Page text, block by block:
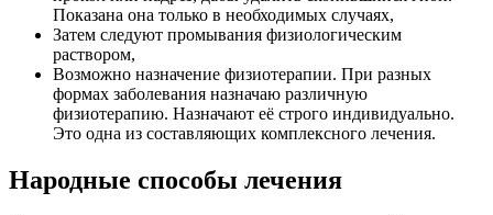
Показана она только в необходимых случаях,
Затем следуют промывания физиологическим
раствором,
Возможно назначение физиотерапии. При разных
формах заболевания назначаю различную
физиотерапию. Назначают её строго индивидуально.
Это одна из составляющих комплексного лечения.
Народные способы лечения